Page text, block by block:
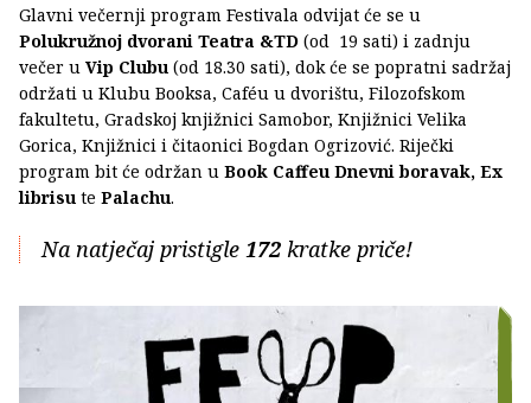
Glavni večernji program Festivala odvijat će se u
Polukružnoj dvorani Teatra &TD (od 19 sati) i zadnju
večer u Vip Clubu (od 18.30 sati), dok će se popratni sadržaj
održati u Klubu Booksa, Caféu u dvorištu, Filozofskom
fakultetu, Gradskoj knjižnici Samobor, Knjižnici Velika
Gorica, Knjižnici i čitaonici Bogdan Ogrizović. Riječki
program bit će održan u Book Caffeu Dnevni boravak, Ex
librisu te Palachu.
Na natječaj pristigle 172 kratke priče!